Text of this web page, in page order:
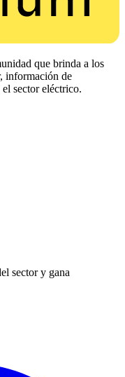
que brinda a los
información de
sector eléctrico.
sector y gana